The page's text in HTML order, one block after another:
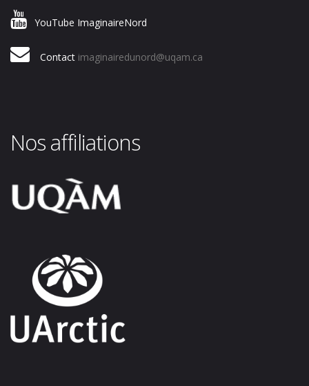
YouTube ImaginaireNord
Contact imaginairedunord@uqam.ca
Nos affiliations